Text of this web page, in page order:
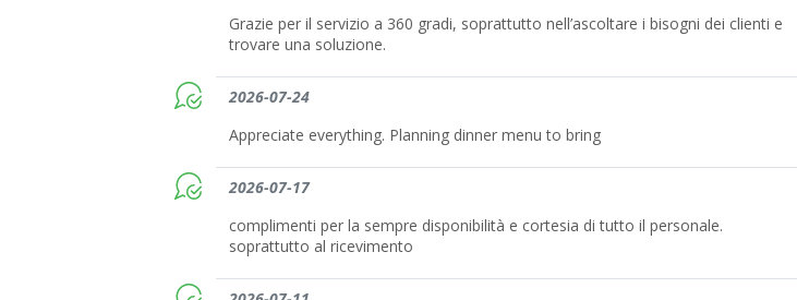
Grazie per il servizio a 360 gradi, soprattutto nell’ascoltare i bisogni dei clienti e
trovare una soluzione.
2026-07-24
Appreciate everything. Planning dinner menu to bring
2026-07-17
complimenti per la sempre disponibilità e cortesia di tutto il personale.
soprattutto al ricevimento